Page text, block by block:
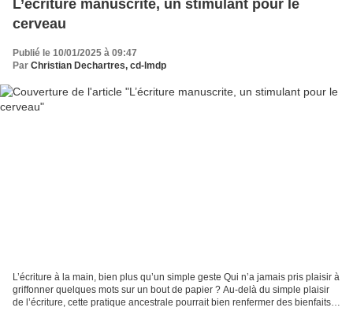
L’écriture manuscrite, un stimulant pour le
cerveau
Publié le 10/01/2025 à 09:47
Par Christian Dechartres, cd-lmdp
L’écriture à la main, bien plus qu’un simple geste Qui n’a jamais pris plaisir à
griffonner quelques mots sur un bout de papier ? Au-delà du simple plaisir
de l’écriture, cette pratique ancestrale pourrait bien renfermer des bienfaits